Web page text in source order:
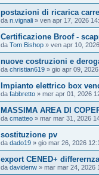
postazioni di ricarica
da n.vignali » ven apr 17, 2026
Certificazione Broof -
da Tom Bishop » ven apr 10,
nuove costruzioni e
da christian619 » gio apr 09,
Impianto elettrico box
da fabbretto » mer apr 01, 2026
MASSIMA AREA DI
da cmatteo » mar mar 31, 2026
sostituzione pv
da dado19 » gio mar 26, 2026
export CENED+
da davidenw » mar mar 24, 2026